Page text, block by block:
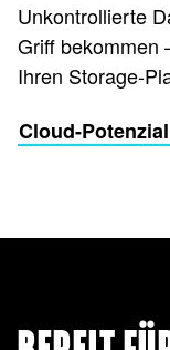
Unkontrollierte
Griff bekommen
Ihren Storage-
Cloud-